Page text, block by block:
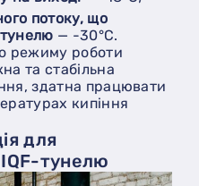
— -30°C.
режиму роботи
та стабільна
здатна працювати
кипіння
для
тунелю